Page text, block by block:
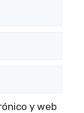
y web